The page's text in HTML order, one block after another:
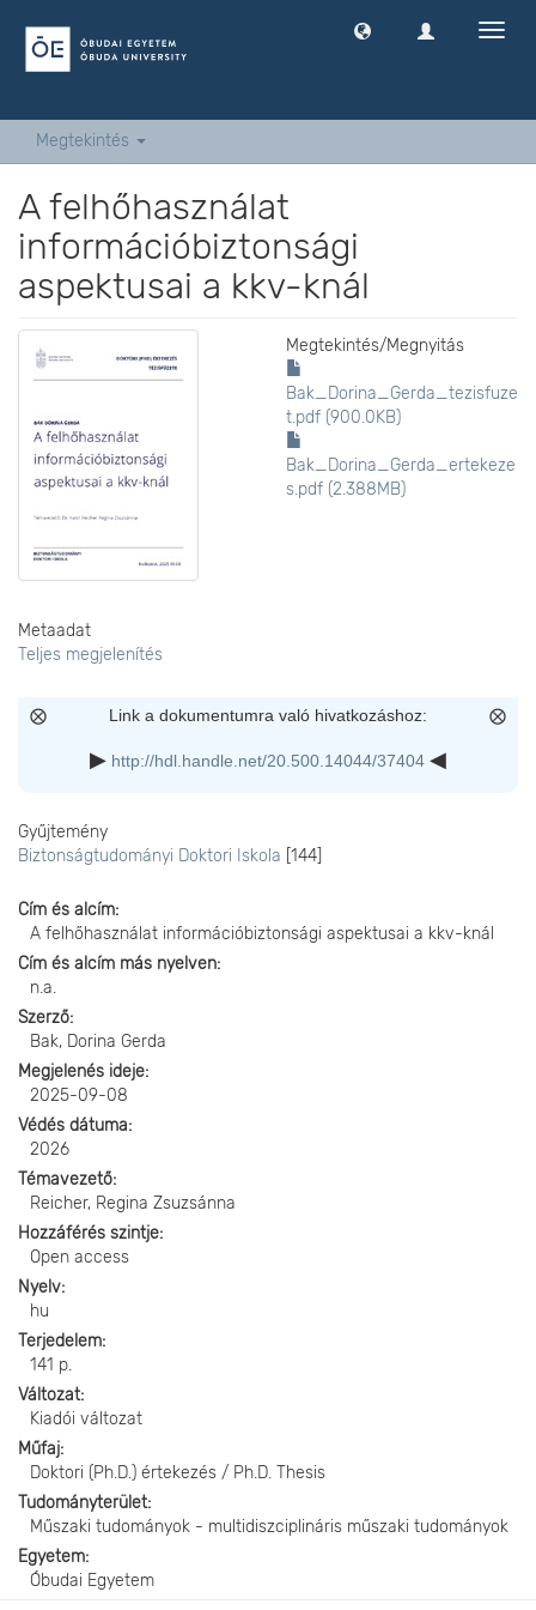
Megtekintés
A felhőhasználat
információbiztonsági
aspektusai a kkv-knál
Megtekintés/Megnyitás
Bak_Dorina_Gerda_tezisfuze
t.pdf (900.0KB)
Bak_Dorina_Gerda_ertekeze
s.pdf (2.388MB)
Metaadat
Teljes megjelenítés
Link a dokumentumra való hivatkozáshoz:
http://hdl.handle.net/20.500.14044/37404
Gyűjtemény
Biztonságtudományi Doktori Iskola [144]
Cím és alcím
A felhőhasználat információbiztonsági aspektusai a kkv-knál
Cím és alcím más nyelven
n.a.
Szerző
Bak, Dorina Gerda
Megjelenés ideje
2025-09-08
Védés dátuma
2026
Témavezető
Reicher, Regina Zsuzsánna
Hozzáférés szintje
Open access
Nyelv
hu
Terjedelem
141 p.
Változat
Kiadói változat
Műfaj
Doktori (Ph.D.) értekezés / Ph.D. Thesis
Tudományterület
Műszaki tudományok - multidiszciplináris műszaki tudományok
Egyetem
Óbudai Egyetem